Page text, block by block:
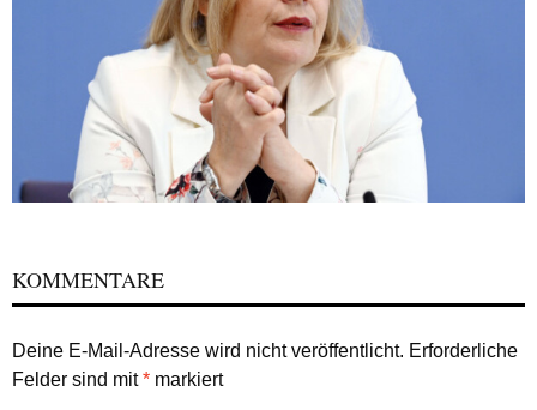
KOMMENTARE
Deine E-Mail-Adresse wird nicht veröffentlicht. Erforderliche
Felder sind mit* markiert